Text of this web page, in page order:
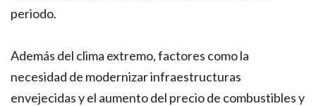
periodo.
Además del clima extremo, factores como la
necesidad de modernizar infraestructuras
envejecidas y el aumento del precio de combustibles y